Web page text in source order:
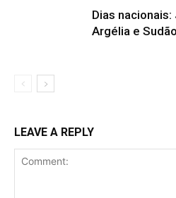
Dias
Argélia e
LEAVE A REPLY